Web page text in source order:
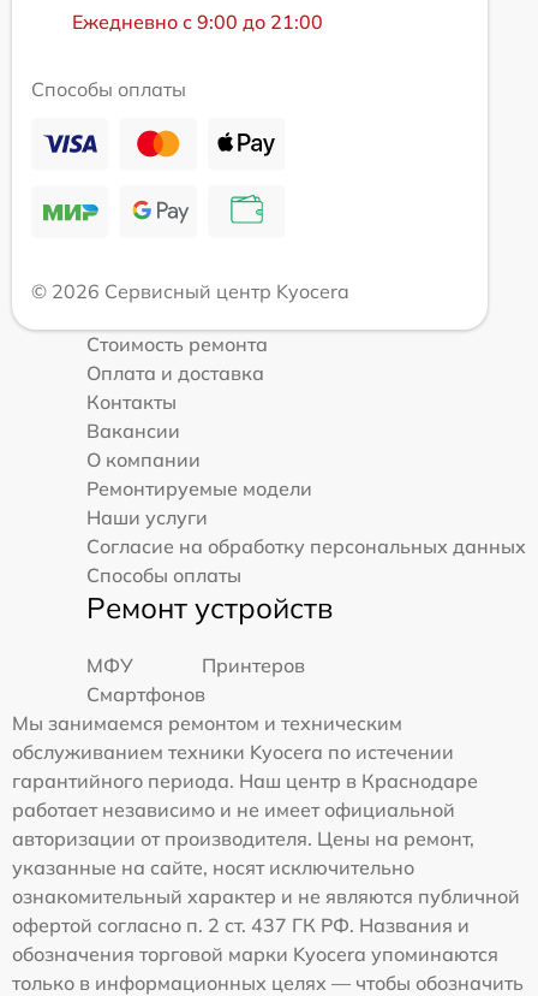
Ежедневно с 9:00 до 21:00
Способы оплаты
© 2026 Сервисный центр Kyocera
Стоимость ремонта
Оплата и доставка
Контакты
Вакансии
О компании
Ремонтируемые модели
Наши услуги
Согласие на обработку персональных данных
Способы оплаты
Ремонт устройств
МФУ
Принтеров
Смартфонов
Мы занимаемся ремонтом и техническим
обслуживанием техники Kyocera по истечении
гарантийного периода. Наш центр в Краснодаре
работает независимо и не имеет официальной
авторизации от производителя. Цены на ремонт,
указанные на сайте, носят исключительно
ознакомительный характер и не являются публичной
офертой согласно п. 2 ст. 437 ГК РФ. Названия и
обозначения торговой марки Kyocera упоминаются
только в информационных целях — чтобы обозначить